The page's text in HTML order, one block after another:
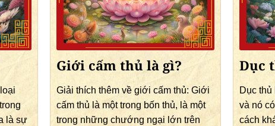
là sự
Giới cấm thủ là gì?
Giải thích thêm về giới cấm thủ: Giới
cấm thủ là một trong bốn thủ, là một
trong những chướng ngại lớn trên
Dục
Dục
và nó
cách